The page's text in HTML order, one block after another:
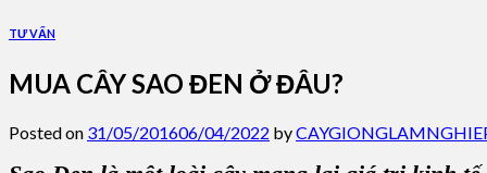
TƯ VẤN
MUA CÂY SAO ĐEN Ở ĐÂU?
Posted on 31/05/201606/04/2022 by